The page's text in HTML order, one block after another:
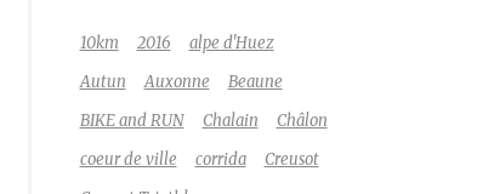
10km 2016
alpe d'Huez
Autun
Auxonne
Beaune
BIKE and RUN
Chalain
Châlon
coeur de ville
corrida
Creusot